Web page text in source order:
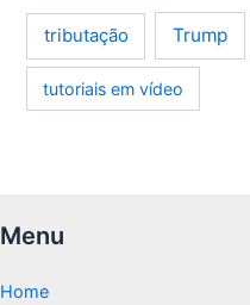
tributação Trump
tutoriais em vídeo
Menu
Home